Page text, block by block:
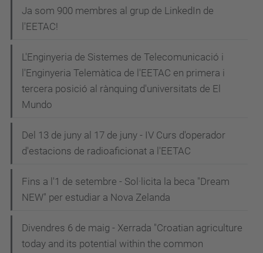
Ja som 900 membres al grup de LinkedIn de
l'EETAC!
L'Enginyeria de Sistemes de Telecomunicació i
l'Enginyeria Telemàtica de l'EETAC en primera i
tercera posició al rànquing d'universitats de El
Mundo
Del 13 de juny al 17 de juny - IV Curs d'operador
d'estacions de radioaficionat a l'EETAC
Fins a l'1 de setembre - Sol·licita la beca "Dream
NEW" per estudiar a Nova Zelanda
Divendres 6 de maig - Xerrada "Croatian agriculture
today and its potential within the common